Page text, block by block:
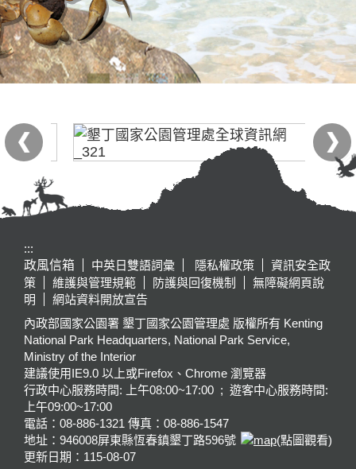
:::
政風信箱
中英日雙語詞彙 隱私權政策
資訊安全政
策
維護與管理規範 防護與回復機制
無障礙網頁說
明
網站資料開放宣告
內政部國家公園署 墾丁國家公園管理處 版權所有 Kenting
National Park Headquarters, National Park Service,
Ministry of the Interior
建議使用IE9.0 以上或Firefox、Chrome 瀏覽器
行政中心服務時間: 上午08:00~17:00 ; 遊客中心服務時間:
上午09:00~17:00
電話：08-886-1321 傳真：08-886-1547
地址：946008屏東縣恆春鎮墾丁路596號
(點圖觀看)
更新日期： 115-08-07